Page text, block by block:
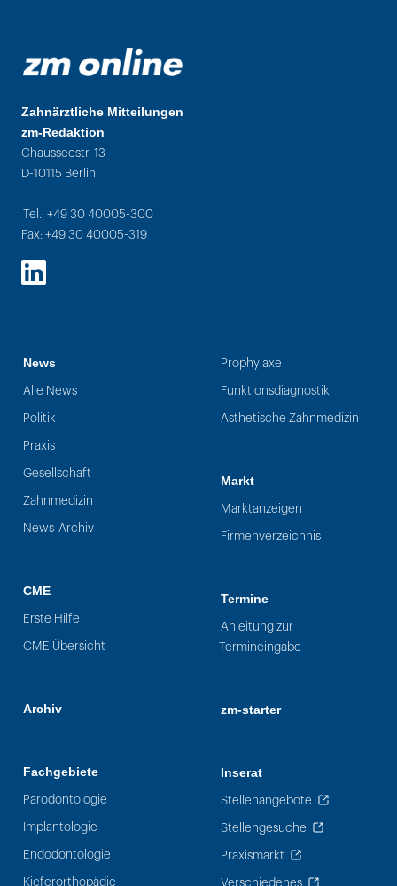
Zahnärztliche Mitteilungen
zm-Redaktion
Chausseestr. 13
D-10115 Berlin
Tel.: +49 30 40005-300
Fax: +49 30 40005-319
LinkedIn
News
Alle News
Politik
Praxis
Gesellschaft
Zahnmedizin
News-Archiv
CME
Erste Hilfe
CME Übersicht
Archiv
Fachgebiete
Parodontologie
Implantologie
Endodontologie
Kieferorthopädie
Prophylaxe
Funktionsdiagnostik
Ästhetische Zahnmedizin
Markt
Marktanzeigen
Firmenverzeichnis
Termine
Anleitung zur
Termineingabe
zm-starter
Inserat
Stellenangebote
Stellengesuche
Praxismarkt
Verschiedenes